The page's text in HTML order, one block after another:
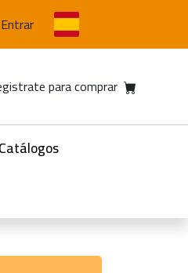
Entrar
para comprar
Catálogos